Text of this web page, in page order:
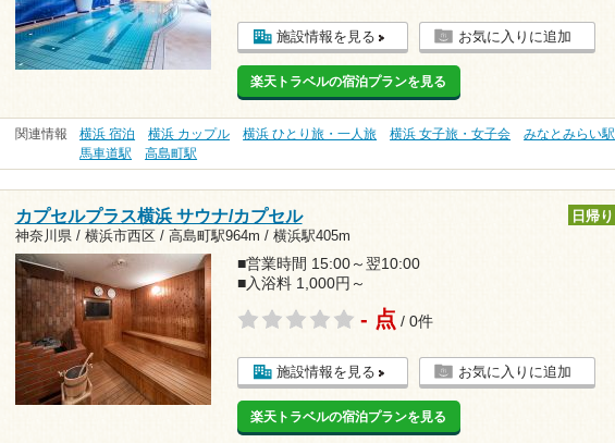
施設情報を見る お気に入りに追加
楽天トラベルの宿泊プランを見る
関連情報 横浜 宿泊 横浜 カップル 横浜 ひとり旅・一人旅 横浜 女子旅・女子会 みなとみらい駅
馬車道駅
高島町駅
カプセルプラス横浜 サウナ/カプセル
神奈川県 / 横浜市西区 / 高島町駅964m / 横浜駅405m
日帰り
■営業時間 15:00～翌10:00
■入浴料 1,000円～
- 点 / 0件
施設情報を見る お気に入りに追加
楽天トラベルの宿泊プランを見る